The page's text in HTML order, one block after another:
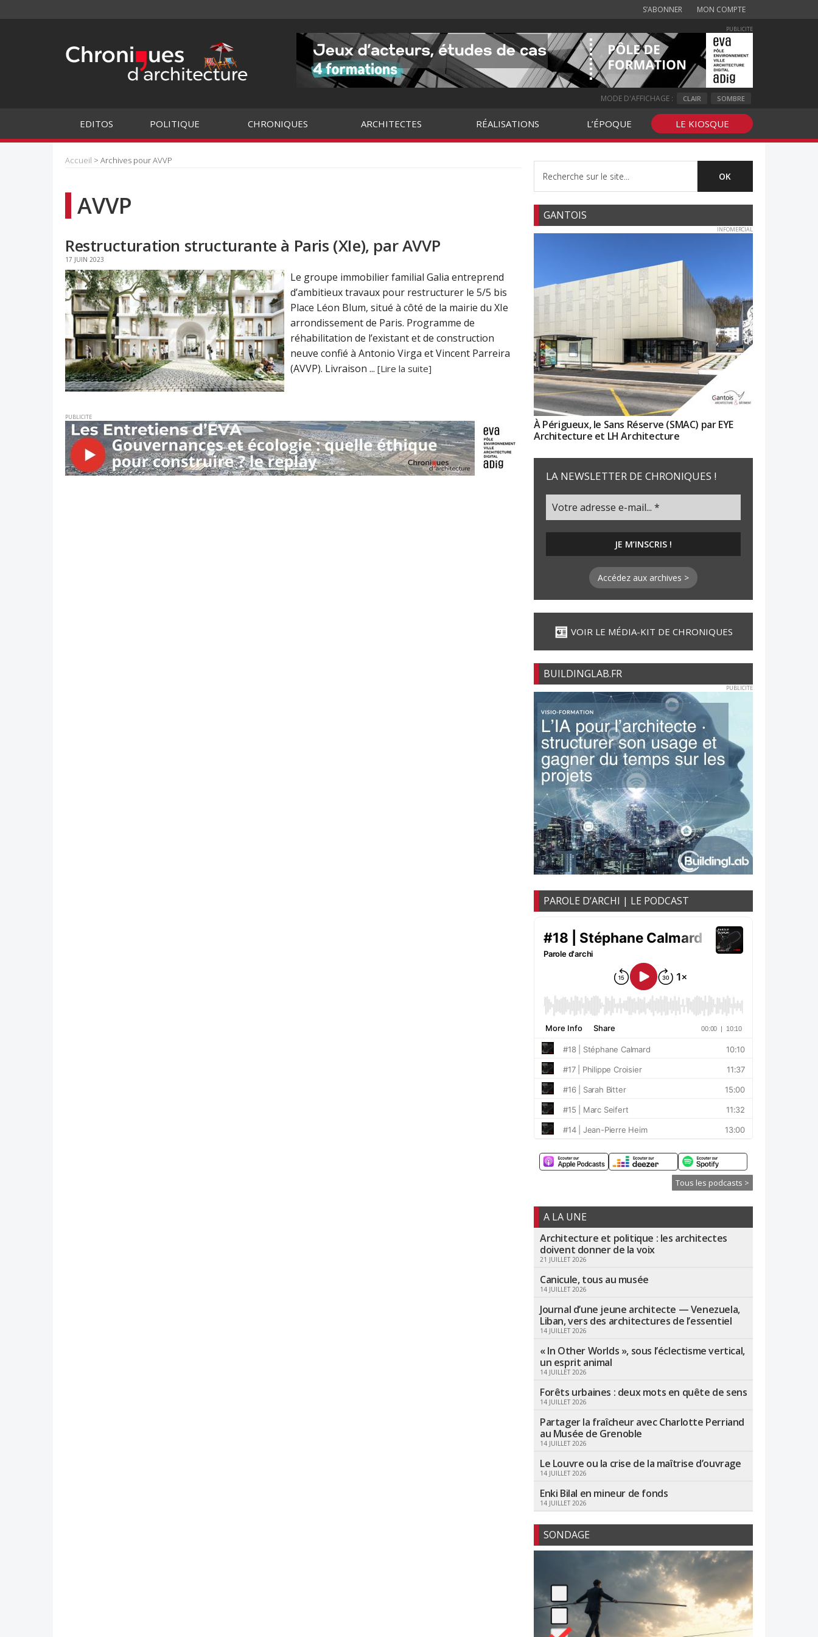
S’ABONNER MON COMPTE
PUBLICITE
MODE D'AFFICHAGE : CLAIR SOMBRE
EDITOS POLITIQUE CHRONIQUES ARCHITECTES RÉALISATIONS L’ÉPOQUE LE KIOSQUE
Accueil > Archives pour AVVP
AVVP
Restructuration structurante à Paris (XIe), par AVVP
17 JUIN 2023
Le groupe immobilier familial Galia entreprend
d’ambitieux travaux pour restructurer le 5/5 bis
Place Léon Blum, situé à côté de la mairie du XIe
arrondissement de Paris. Programme de
réhabilitation de l’existant et de construction
neuve confié à Antonio Virga et Vincent Parreira
(AVVP). Livraison ... [Lire la suite]
PUBLICITE
GANTOIS
INFOMERCIAL
À Périgueux, le Sans Réserve (SMAC) par EYE
Architecture et LH Architecture
LA NEWSLETTER DE CHRONIQUES !
Accédez aux archives >
VOIR LE MÉDIA-KIT DE CHRONIQUES
BUILDINGLAB.FR
PUBLICITE
PAROLE D’ARCHI | LE PODCAST
Tous les podcasts >
A LA UNE
Architecture et politique : les architectes
doivent donner de la voix
21 JUILLET 2026
Canicule, tous au musée
14 JUILLET 2026
Journal d’une jeune architecte — Venezuela,
Liban, vers des architectures de l’essentiel
14 JUILLET 2026
« In Other Worlds », sous l’éclectisme vertical,
un esprit animal
14 JUILLET 2026
Forêts urbaines : deux mots en quête de sens
14 JUILLET 2026
Partager la fraîcheur avec Charlotte Perriand
au Musée de Grenoble
14 JUILLET 2026
Le Louvre ou la crise de la maîtrise d’ouvrage
14 JUILLET 2026
Enki Bilal en mineur de fonds
14 JUILLET 2026
SONDAGE